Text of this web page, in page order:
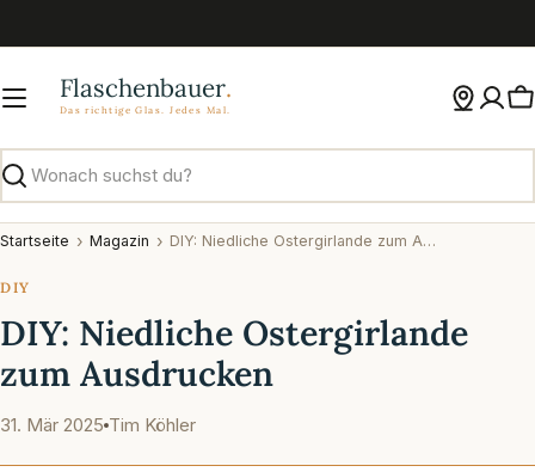
Inhalt
Suchen
Startseite Magazin DIY: Niedliche Ostergirlande zum Ausdrucken
DIY
DIY: Niedliche Ostergirlande
zum Ausdrucken
31. Mär 2025 Tim Köhler